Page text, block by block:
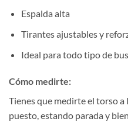
Espalda alta
Tirantes ajustables y
Ideal para todo tipo de
Cómo medirte:
Tienes que medirte el torso a
puesto, estando parada y